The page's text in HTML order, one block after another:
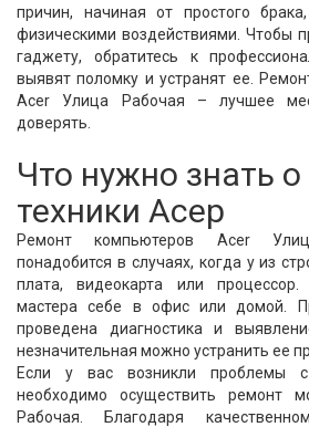
причин, начиная от простого
физическими воздействиями. Чтобы
гаджету, обратитесь к
выявят поломку и устранят ее.
Acer Улица Рабочая – лучшее
доверять.
Что нужно знать
техники Асер
Ремонт компьютеров Acer
понадобится в случаях, когда у из
плата, видеокарта или
мастера себе в офис или домой.
проведена диагностика и
незначительная можно устранить ее
Если у вас возникли проблемы
необходимо осуществить ремонт
Рабочая. Благодаря